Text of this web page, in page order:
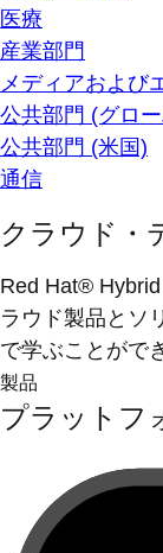
医療
産業部門
メディアおよび
公共部門 (グロ
公共部門 (米国)
通信
クラウド・
Red Hat®
ラウド製品とソ
で学ぶことがで
製品
プラットフ